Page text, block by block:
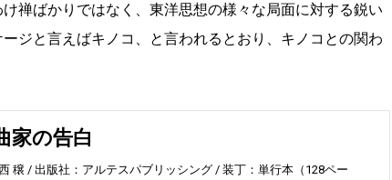
禅ばかりではなく、東洋思想の様々な局面に対する鋭い
ジと言えばキノコ、と言われるとおり、キノコとの関わ
家の告白
穣 出版社：アルテスパブリッシング
装丁：単行本（128ペー